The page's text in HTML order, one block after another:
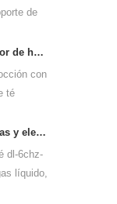
de
usarMáquina de vapor de hojas de té de calentamiento continuo de gas para clases de té 6cstl-q80
con
té
para
como
y
Calentador de gas y electricidad máquina de secado de hojas de té verde 6chz-q14
dl-6chz-
líquido,